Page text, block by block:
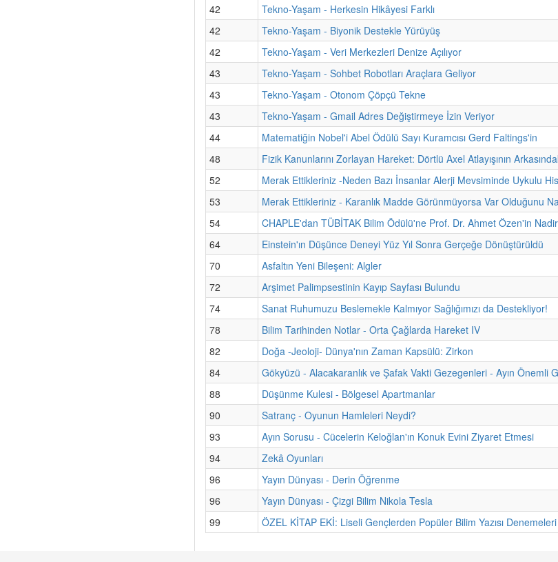
42
Tekno-Yaşam - Herkesin Hikâyesi Farklı
42
Tekno-Yaşam - Biyonik Destekle Yürüyüş
42
Tekno-Yaşam - Veri Merkezleri Denize Açılıyor
43
Tekno-Yaşam - Sohbet Robotları Araçlara Geliyor
43
Tekno-Yaşam - Otonom Çöpçü Tekne
43
Tekno-Yaşam - Gmail Adres Değiştirmeye İzin Veriyor
44
Matematiğin Nobel'i Abel Ödülü Sayı Kuramcısı Gerd Faltings'in
48
Fizik Kanunlarını Zorlayan Hareket: Dörtlü Axel Atlayışının
52
Merak Ettikleriniz -Neden Bazı İnsanlar Alerji Mevsiminde Uykulu
53
Merak Ettikleriniz - Karanlık Madde Görünmüyorsa Var Olduğunu
54
CHAPLE'dan TÜBİTAK Bilim Ödülü'ne Prof. Dr. Ahmet Özen'in
64
Einstein'ın Düşünce Deneyi Yüz Yıl Sonra Gerçeğe Dönüştürüldü
70
Asfaltın Yeni Bileşeni: Algler
72
Arşimet Palimpsestinin Kayıp Sayfası Bulundu
74
Sanat Ruhumuzu Beslemekle Kalmıyor Sağlığımızı da Destekliyor!
78
Bilim Tarihinden Notlar - Orta Çağlarda Hareket IV
82
Doğa -Jeoloji- Dünya'nın Zaman Kapsülü: Zirkon
84
Gökyüzü - Alacakaranlık ve Şafak Vakti Gezegenleri - Ayın Önemli
88
Düşünme Kulesi - Bölgesel Apartmanlar
90
Satranç - Oyunun Hamleleri Neydi?
93
Ayın Sorusu - Cücelerin Keloğlan'ın Konuk Evini Ziyaret Etmesi
94
Zekâ Oyunları
96
Yayın Dünyası - Derin Öğrenme
96
Yayın Dünyası - Çizgi Bilim Nikola Tesla
99
ÖZEL KİTAP EKİ: Liseli Gençlerden Popüler Bilim Yazısı Denemeleri